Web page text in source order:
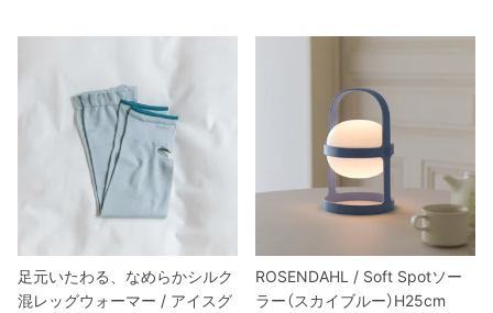
足元いたわる、なめらかシルク
混レッグウォーマー / アイスグ
ROSENDAHL / Soft Spotソー
ラー（スカイブルー）H25cm